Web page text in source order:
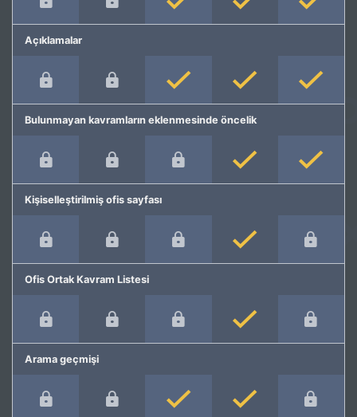
Açıklamalar
Bulunmayan kavramların eklenmesinde öncelik
Kişiselleştirilmiş ofis sayfası
Ofis Ortak Kavram Listesi
Arama geçmişi